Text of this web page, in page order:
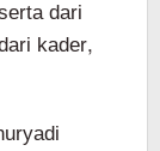
dari
kader,